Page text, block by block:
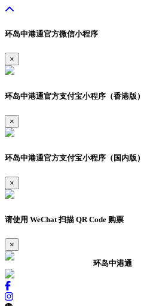
环岛中港通官方微信小程序
×
环岛中港通官方支付宝小程序（香港版）
×
环岛中港通官方支付宝小程序（国内版）
×
请使用 WeChat 扫描 QR Code 购票
×
环岛中港通